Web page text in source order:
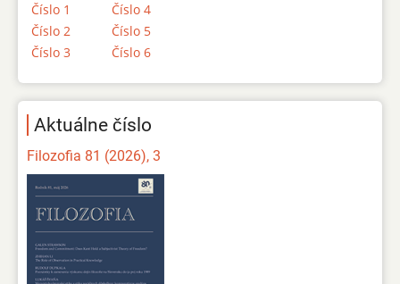
Číslo 1
Číslo 2
Číslo 3
Číslo 4
Číslo 5
Číslo 6
Aktuálne číslo
Filozofia 81 (2026), 3